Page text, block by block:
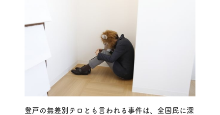
登戸の無差別テロとも言われる事件は、全国民に深